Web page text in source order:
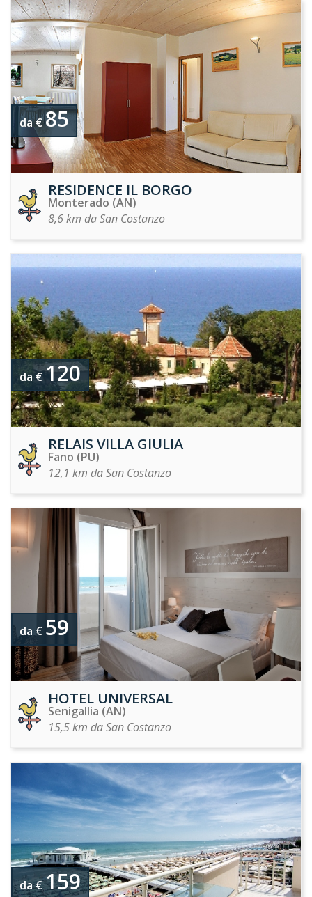
da €85
RESIDENCE IL BORGO
Monterado (AN)
8,6 km da San Costanzo
da €120
RELAIS VILLA GIULIA
Fano (PU)
12,1 km da San Costanzo
da € 59
HOTEL UNIVERSAL
Senigallia (AN)
15,5 km da San Costanzo
da €159